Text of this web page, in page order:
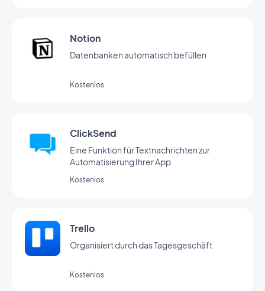
Notion
Datenbanken automatisch befüllen
Kostenlos
ClickSend
Eine Funktion für Textnachrichten zur
Automatisierung Ihrer App
Kostenlos
Trello
Organisiert durch das Tagesgeschäft
Kostenlos